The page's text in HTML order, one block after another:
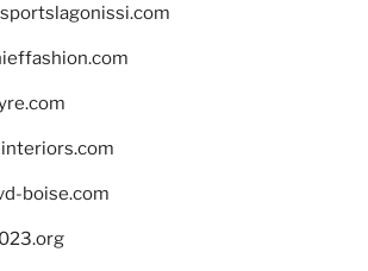
boise.com